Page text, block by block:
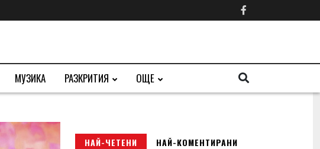
МУЗИКА РАЗКРИТИЯ ОЩЕ
НАЙ-ЧЕТЕНИ НАЙ-КОМЕНТИРАНИ